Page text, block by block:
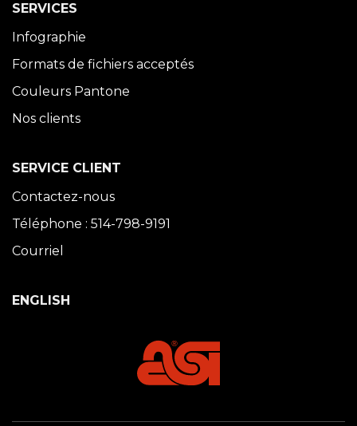
SERVICES
Infographie
Formats de fichiers acceptés
Couleurs Pantone
Nos clients
SERVICE CLIENT
Contactez-nous
Téléphone : 514-798-9191
Courriel
ENGLISH